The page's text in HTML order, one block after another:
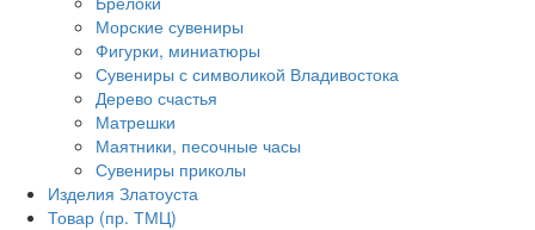
Морские сувениры
Фигурки, миниатюры
Сувениры с символикой Владивостока
Дерево счастья
Матрешки
Маятники, песочные часы
Сувениры приколы
Изделия Златоуста
Товар (пр. ТМЦ)